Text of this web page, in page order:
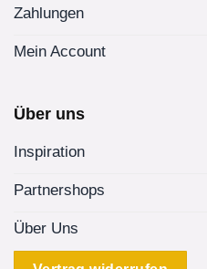
Zahlungen
Mein Account
Über uns
Inspiration
Partnershops
Über Uns